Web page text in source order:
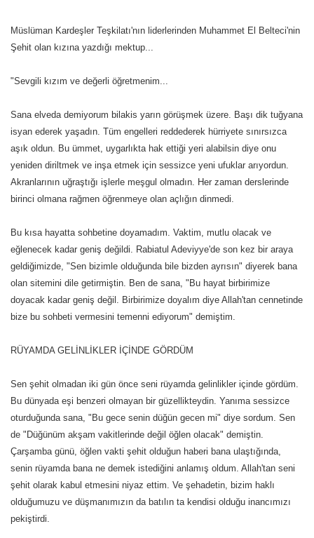
Müslüman Kardeşler Teşkilatı'nın liderlerinden Muhammet El Belteci'nin
Şehit olan kızına yazdığı mektup...
"Sevgili kızım ve değerli öğretmenim...
Sana elveda demiyorum bilakis yarın görüşmek üzere. Başı dik tuğyana
isyan ederek yaşadın. Tüm engelleri reddederek hürriyete sınırsızca
aşık oldun. Bu ümmet, uygarlıkta hak ettiği yeri alabilsin diye onu
yeniden diriltmek ve inşa etmek için sessizce yeni ufuklar arıyordun.
Akranlarının uğraştığı işlerle meşgul olmadın. Her zaman derslerinde
birinci olmana rağmen öğrenmeye olan açlığın dinmedi.
Bu kısa hayatta sohbetine doyamadım. Vaktim, mutlu olacak ve
eğlenecek kadar geniş değildi. Rabiatul Adeviyye'de son kez bir araya
geldiğimizde, "Sen bizimle olduğunda bile bizden ayrısın" diyerek bana
olan sitemini dile getirmiştin. Ben de sana, "Bu hayat birbirimize
doyacak kadar geniş değil. Birbirimize doyalım diye Allah'tan cennetinde
bize bu sohbeti vermesini temenni ediyorum" demiştim.
RÜYAMDA GELİNLİKLER İÇİNDE GÖRDÜM
Sen şehit olmadan iki gün önce seni rüyamda gelinlikler içinde gördüm.
Bu dünyada eşi benzeri olmayan bir güzellikteydin. Yanıma sessizce
oturduğunda sana, "Bu gece senin düğün gecen mi" diye sordum. Sen
de "Düğünüm akşam vakitlerinde değil öğlen olacak" demiştin.
Çarşamba günü, öğlen vakti şehit olduğun haberi bana ulaştığında,
senin rüyamda bana ne demek istediğini anlamış oldum. Allah'tan seni
şehit olarak kabul etmesini niyaz ettim. Ve şehadetin, bizim haklı
olduğumuzu ve düşmanımızın da batılın ta kendisi olduğu inancımızı
pekiştirdi.